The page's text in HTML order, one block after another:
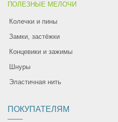
ПОЛЕЗНЫЕ МЕЛОЧИ
Колечки и пины
Замки, застёжки
Концевики и зажимы
Шнуры
Эластичная нить
ПОКУПАТЕЛЯМ